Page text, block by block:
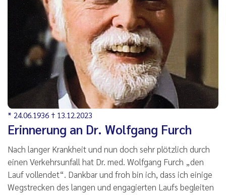
* 24.06.1936 † 13.12.2023
Erinnerung an Dr. Wolfgang Furch
Nach langer Krankheit und nun doch sehr plötzlich durch
einen Verkehrsunfall hat Dr. med. Wolfgang Furch „den
Lauf vollendet“. Dankbar und froh bin ich, dass ich einige
Wegstrecken des langen und engagierten Laufs begleiten